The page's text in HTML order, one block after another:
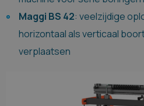
Maggi BS 42: veelzijdige
horizontaal als verticaal
verplaatsen